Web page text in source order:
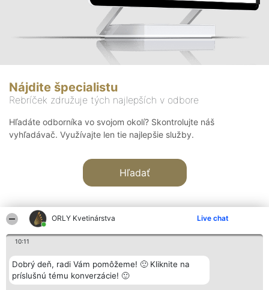
ORLY Kvetinárstva Live chat
10:11
Dobrý deň, radi Vám pomôžeme! 🙂 Kliknite na
príslušnú tému konverzácie! 🙂
Nájdite špecialistu
Rebríček združuje tých najlepších v odbore
Hľadáte odborníka vo svojom okolí? Skontrolujte náš
vyhľadávač. Využívajte len tie najlepšie služby.
Hľadať
Organizátor hodnotenia
Bright Side Solutions sp. z o.
o. sp. k.
Hodnotenie
Laureáti
Lista
Kontakt
Kontakt